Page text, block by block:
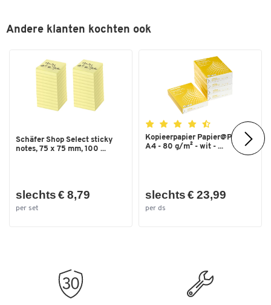
Andere klanten kochten ook
Schäfer Shop Select sticky
notes, 75 x 75 mm, 100 ...
slechts € 8,79
per set
Kopieerpapier Papier@Print -
A4 - 80 g/m² - wit - ...
slechts € 23,99
per ds